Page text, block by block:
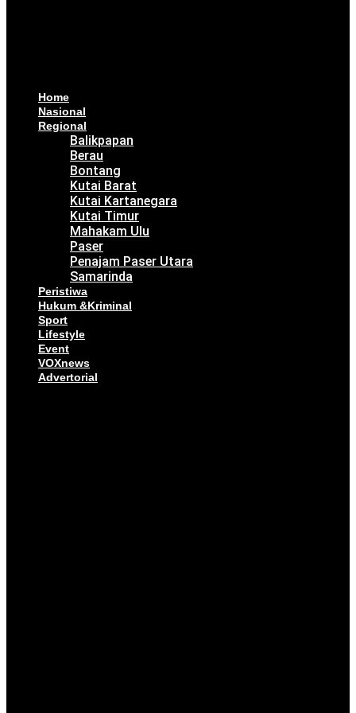
Home
Nasional
Regional
Balikpapan
Berau
Bontang
Kutai Barat
Kutai Kartanegara
Kutai Timur
Mahakam Ulu
Paser
Penajam Paser Utara
Samarinda
Peristiwa
Hukum &Kriminal
Sport
Lifestyle
Event
VOXnews
Advertorial